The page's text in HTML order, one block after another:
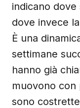
indicano
dove invece
È una
settimane
hanno già
muovono
sono